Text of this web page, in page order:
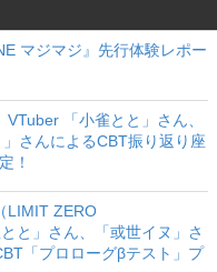
マジマジ』先行体験レポー
VTuber 「小雀とと」さん、
さんによるCBT振り返り座
！
LIMIT ZERO
と」さん、「或世イヌ」さ
「プロローグβテスト」プ